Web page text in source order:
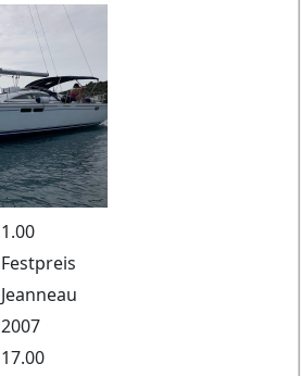
1.00
Festpreis
Jeanneau
2007
17.00